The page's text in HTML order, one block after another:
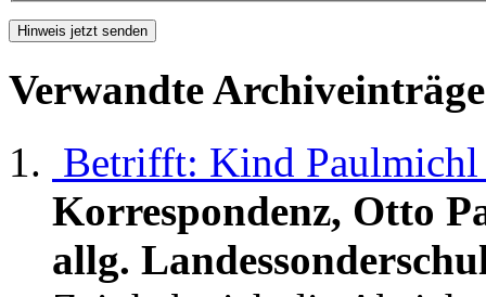
Verwandte
Betrifft: Kind Paulmichl
Korrespondenz, Otto
allg.